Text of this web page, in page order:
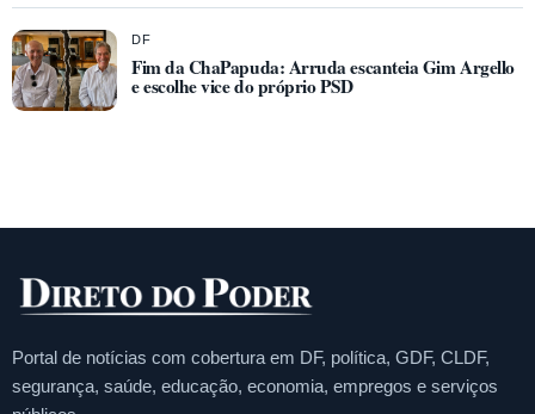
DF
Fim da ChaPapuda: Arruda escanteia Gim Argello
e escolhe vice do próprio PSD
Portal de notícias com cobertura em DF, política, GDF, CLDF,
segurança, saúde, educação, economia, empregos e serviços